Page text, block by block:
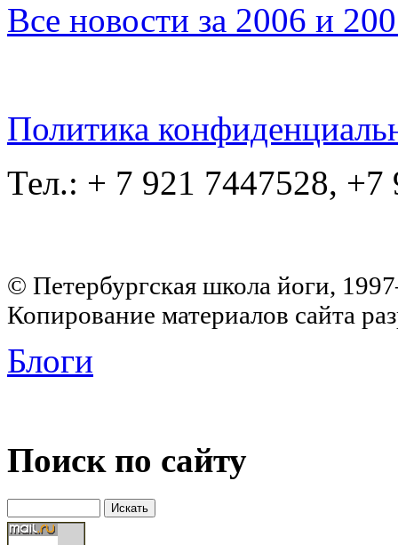
Все новости за 2006 и
Политика
Тел.: + 7 921 7447528, +7
© Петербургская школа йоги,
Копирование материалов сайта
Блоги
Поиск по сайту